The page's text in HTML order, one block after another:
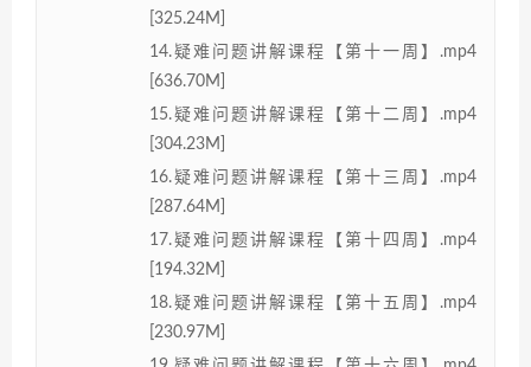
[325.24M]
14.疑难问题讲解课程【第十一周】.mp4
[636.70M]
15.疑难问题讲解课程【第十二周】.mp4
[304.23M]
16.疑难问题讲解课程【第十三周】.mp4
[287.64M]
17.疑难问题讲解课程【第十四周】.mp4
[194.32M]
18.疑难问题讲解课程【第十五周】.mp4
[230.97M]